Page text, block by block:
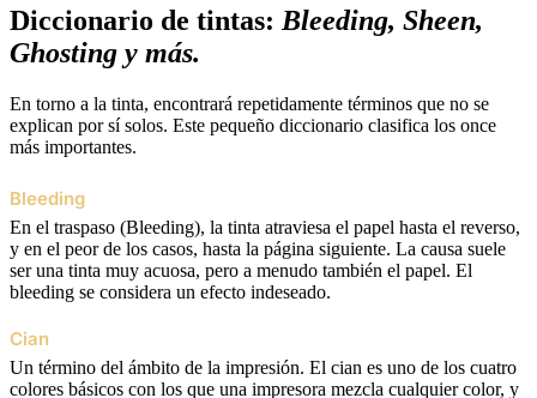
Diccionario de tintas: Bleeding, Sheen,
Ghosting y más.
En torno a la tinta, encontrará repetidamente términos que no se
explican por sí solos. Este pequeño diccionario clasifica los once
más importantes.
Bleeding
En el traspaso (Bleeding), la tinta atraviesa el papel hasta el reverso,
y en el peor de los casos, hasta la página siguiente. La causa suele
ser una tinta muy acuosa, pero a menudo también el papel. El
bleeding se considera un efecto indeseado.
Cian
Un término del ámbito de la impresión. El cian es uno de los cuatro
colores básicos con los que una impresora mezcla cualquier color, y